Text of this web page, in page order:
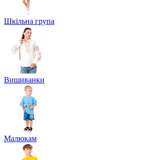
Шкільна група
Вишиванки
Малюкам